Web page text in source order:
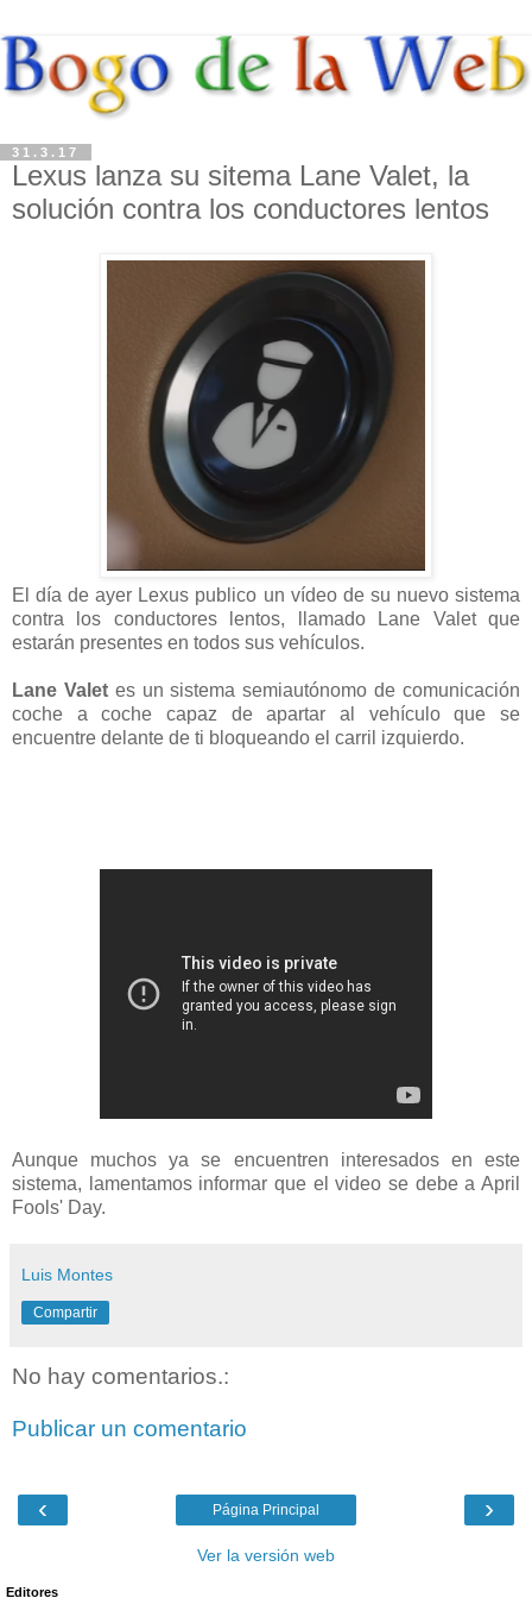
31.3.17
Lexus lanza su sitema Lane Valet, la
solución contra los conductores lentos
El día de ayer Lexus publico un vídeo de su nuevo sistema
contra los conductores lentos, llamado Lane Valet que
estarán presentes en todos sus vehículos.
Lane Valetes un sistema semiautónomo de comunicación
coche a coche capaz de apartar al vehículo que se
encuentre delante de ti bloqueando el carril izquierdo.
Aunque muchos ya se encuentren interesados en este
sistema, lamentamos informar que el video se debe a April
Fools' Day.
Luis Montes
Compartir
No hay comentarios.:
Publicar un comentario
‹ ›
Página Principal
Ver la versión web
Editores